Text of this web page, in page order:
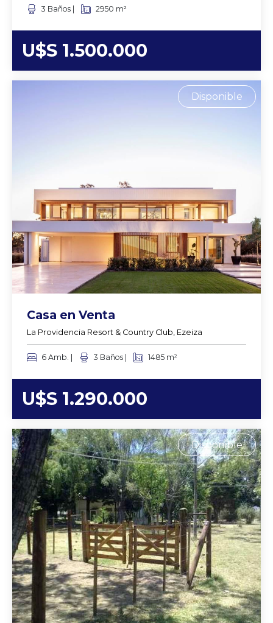
3 Baños | 2950 m²
U$S 1.500.000
Disponible
Casa en Venta
La Providencia Resort & Country Club, Ezeiza
6 Amb. | 3 Baños | 1485 m²
U$S 1.290.000
Disponible